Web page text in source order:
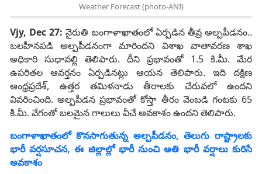
Weather Forecast (photo-ANI)
Vjy, Dec 27: నైరుతి బంగాళాఖాతంలో ఏర్పడిన తీవ్ర అల్పపీడనం..
బలహీనపడి అల్పపీడనంగా మారిందని విశాఖ వాతావరణ శాఖ
అధికారి సుధావల్లి తెలిపారు. దీని ప్రభావంతో 1.5 కి.మీ. మేర
ఉపరితల ఆవర్తనం ఏర్పడినట్లు ఆయన తెలిపారు. ఇది దక్షిణ
ఆంధ్రప్రదేశ్, ఉత్తర తమిళనాడు తీరాలకు చేరువలో ఉందని
వివరించింది. అల్పపీడన ప్రభావంతో కోస్తా తీరం వెంబడి గంటకు 65
కి.మీ. వేగంతో బలమైన గాలులు వీచే అవకాశం ఉందని తెలిపారు.
బంగాళాఖాతంలో కొన‌సాగుతున్న అల్ప‌పీడ‌నం, తెలుగు రాష్ట్రాల‌కు
భారీ వ‌ర్ష‌సూచ‌న‌, ఈ జిల్లాల్లో భారీ నుంచి అతి భారీ వ‌ర్షాలు కురిసే
అవ‌కాశం